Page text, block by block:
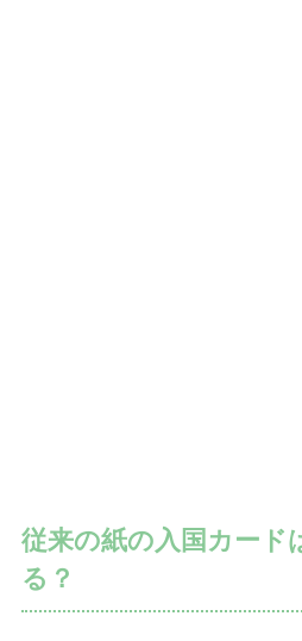
従来の紙の入国カード
る？